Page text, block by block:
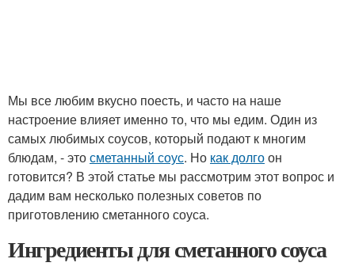
Мы все любим вкусно поесть, и часто на наше
настроение влияет именно то, что мы едим. Один из
самых любимых соусов, который подают к многим
блюдам, - этосметанный соус. Но как долгоон
готовится? В этой статье мы рассмотрим этот вопрос и
дадим вам несколько полезных советов по
приготовлению сметанного соуса.
Ингредиенты для сметанного соуса